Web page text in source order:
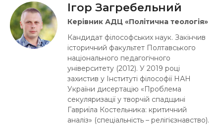
Ігор Загребельний
Керівник АДЦ «Політична теологія»
Кандидат філософських наук. Закінчив
історичний факультет Полтавського
національного педагогічного
університету (2012). У 2019 році
захистив у Інституті філософії НАН
України дисертацію «Проблема
секуляризації у творчій спадщині
Гавриїла Костельника: критичний
аналіз» (спеціальність – релігієзнавство).